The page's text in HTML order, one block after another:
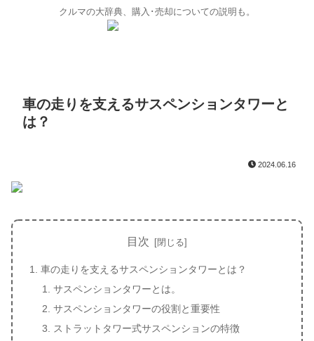
クルマの大辞典、購入･売却についての説明も。
車の走りを支えるサスペンションタワーと
は？
2024.06.16
目次
車の走りを支えるサスペンションタワーとは？
サスペンションタワーとは。
サスペンションタワーの役割と重要性
ストラットタワー式サスペンションの特徴